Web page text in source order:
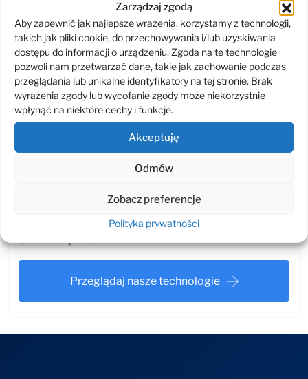
Zarządzaj zgodą
Aby zapewnić jak najlepsze wrażenia, korzystamy z technologii,
takich jak pliki cookie, do przechowywania i/lub uzyskiwania
dostępu do informacji o urządzeniu. Zgoda na te technologie
pozwoli nam przetwarzać dane, takie jak zachowanie podczas
przeglądania lub unikalne identyfikatory na tej stronie. Brak
wyrażenia zgody lub wycofanie zgody może niekorzystnie
wpłynąć na niektóre cechy i funkcje.
Akceptuję
Odmów
Zobacz preferencje
Polityka prywatności
IBM watsonx to zaawansowana platforma, która integruje
generatywną sztuczną inteligencję z tradycyjnym uczeniem
maszynowym umożliwiając szybkie tworzenie i wdrażanie
modeli AI.
ZOBACZ WIĘCEJ
Rozwiązanie DLP Safetica
Rozwiązanie PAM Senhasegura
Przeglądaj nasze technologie